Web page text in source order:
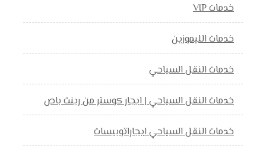
خدمات VIP
خدمات الليموزين
خدمات النقل السياحي
خدمات النقل السياحي | ايجار كوستر من رينت باص
خدمات النقل السياحي ايجاراتوبيسات